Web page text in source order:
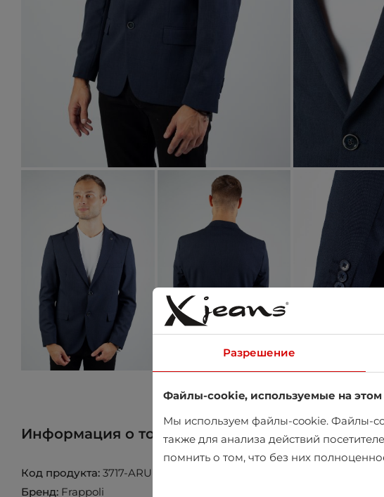
Информация о товаре Найти товар в
Код продукта: 3717-ARUNTE-NEW-LACI
Бренд: Frappoli
Разрешение
Файлы-cookie, используемые на этом
Мы используем файлы-cookie. Файлы-
также для анализа действий
помнить о том, что без них